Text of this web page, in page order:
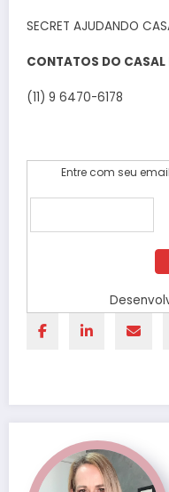
SECRET AJUDANDO
CONTATOS DO CASAL
(11) 9 6470-6178
Entre com seu